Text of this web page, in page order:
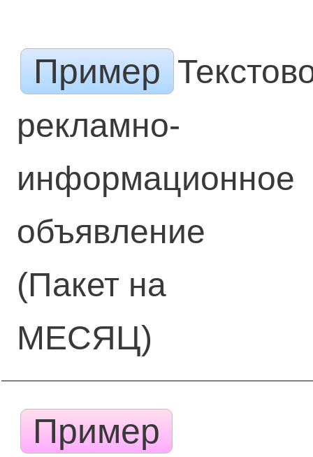
Пример
рекламно-
информационное
объявление
(Пакет на
МЕСЯЦ)
Пример